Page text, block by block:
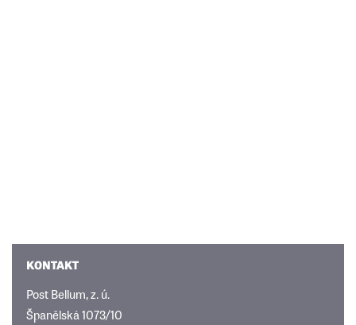
KONTAKT
Post Bellum, z. ú.
Španělská 1073/10